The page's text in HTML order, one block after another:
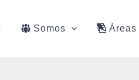
Somos Áreas